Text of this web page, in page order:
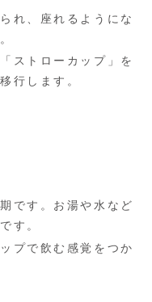
れ、座れるようにな
ストローカップ」を
行します。
です。お湯や水など
す。
プで飲む感覚をつか